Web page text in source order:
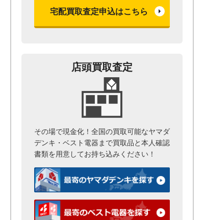
宅配買取査定申込はこちら
店頭買取査定
その場で現金化！全国の買取可能なヤマダ
デンキ・ベスト電器まで買取品と本人確認
書類を用意してお持ち込みください！